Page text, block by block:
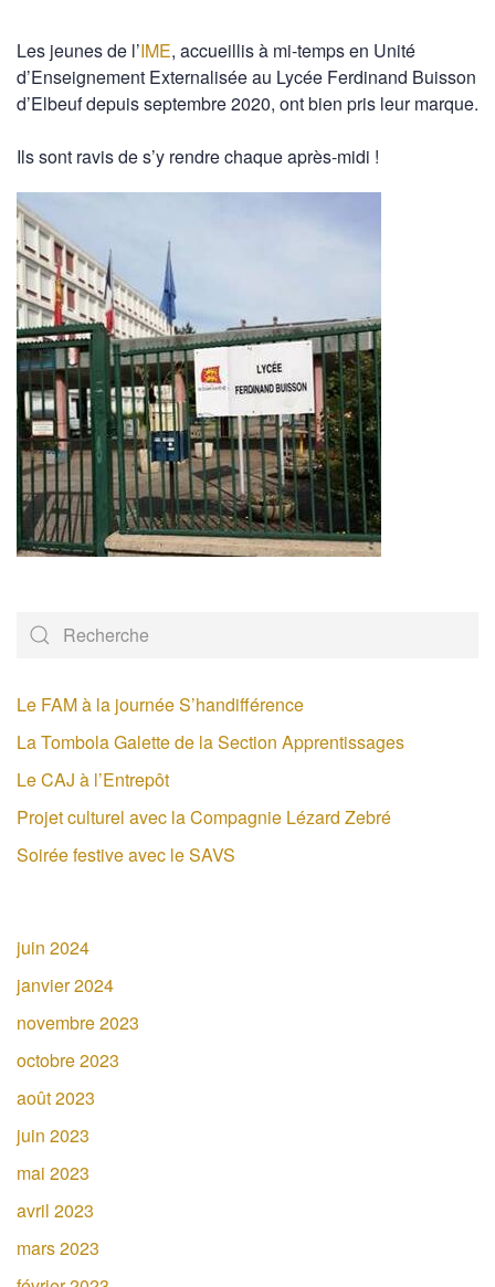
Les jeunes de l’IME, accueillis à mi-temps en Unité
d’Enseignement Externalisée au Lycée Ferdinand Buisson
d’Elbeuf depuis septembre 2020, ont bien pris leur marque.
Ils sont ravis de s’y rendre chaque après-midi !
Le FAM à la journée S’handifférence
La Tombola Galette de la Section Apprentissages
Le CAJ à l’Entrepôt
Projet culturel avec la Compagnie Lézard Zebré
Soirée festive avec le SAVS
juin 2024
janvier 2024
novembre 2023
octobre 2023
août 2023
juin 2023
mai 2023
avril 2023
mars 2023